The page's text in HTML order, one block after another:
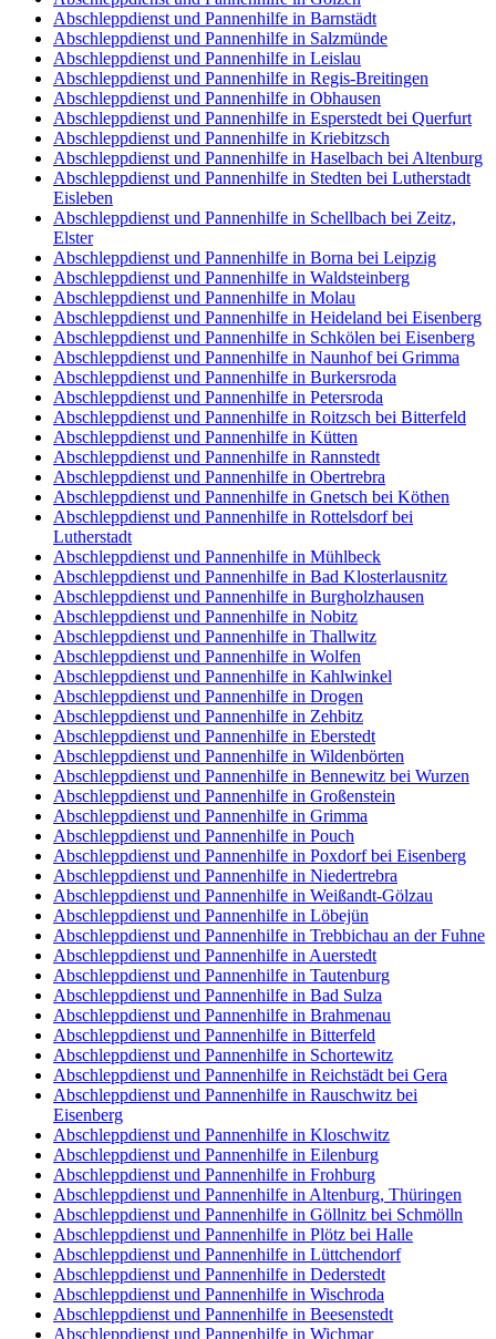
Abschleppdienst und Pannenhilfe in Barnstädt
Abschleppdienst und Pannenhilfe in Salzmünde
Abschleppdienst und Pannenhilfe in Leislau
Abschleppdienst und Pannenhilfe in Regis-Breitingen
Abschleppdienst und Pannenhilfe in Obhausen
Abschleppdienst und Pannenhilfe in Esperstedt bei Querfurt
Abschleppdienst und Pannenhilfe in Kriebitzsch
Abschleppdienst und Pannenhilfe in Haselbach bei Altenburg
Abschleppdienst und Pannenhilfe in Stedten bei Lutherstadt
Eisleben
Abschleppdienst und Pannenhilfe in Schellbach bei Zeitz,
Elster
Abschleppdienst und Pannenhilfe in Borna bei Leipzig
Abschleppdienst und Pannenhilfe in Waldsteinberg
Abschleppdienst und Pannenhilfe in Molau
Abschleppdienst und Pannenhilfe in Heideland bei Eisenberg
Abschleppdienst und Pannenhilfe in Schkölen bei Eisenberg
Abschleppdienst und Pannenhilfe in Naunhof bei Grimma
Abschleppdienst und Pannenhilfe in Burkersroda
Abschleppdienst und Pannenhilfe in Petersroda
Abschleppdienst und Pannenhilfe in Roitzsch bei Bitterfeld
Abschleppdienst und Pannenhilfe in Kütten
Abschleppdienst und Pannenhilfe in Rannstedt
Abschleppdienst und Pannenhilfe in Obertrebra
Abschleppdienst und Pannenhilfe in Gnetsch bei Köthen
Abschleppdienst und Pannenhilfe in Rottelsdorf bei
Lutherstadt
Abschleppdienst und Pannenhilfe in Mühlbeck
Abschleppdienst und Pannenhilfe in Bad Klosterlausnitz
Abschleppdienst und Pannenhilfe in Burgholzhausen
Abschleppdienst und Pannenhilfe in Nobitz
Abschleppdienst und Pannenhilfe in Thallwitz
Abschleppdienst und Pannenhilfe in Wolfen
Abschleppdienst und Pannenhilfe in Kahlwinkel
Abschleppdienst und Pannenhilfe in Drogen
Abschleppdienst und Pannenhilfe in Zehbitz
Abschleppdienst und Pannenhilfe in Eberstedt
Abschleppdienst und Pannenhilfe in Wildenbörten
Abschleppdienst und Pannenhilfe in Bennewitz bei Wurzen
Abschleppdienst und Pannenhilfe in Großenstein
Abschleppdienst und Pannenhilfe in Grimma
Abschleppdienst und Pannenhilfe in Pouch
Abschleppdienst und Pannenhilfe in Poxdorf bei Eisenberg
Abschleppdienst und Pannenhilfe in Niedertrebra
Abschleppdienst und Pannenhilfe in Weißandt-Gölzau
Abschleppdienst und Pannenhilfe in Löbejün
Abschleppdienst und Pannenhilfe in Trebbichau an der Fuhne
Abschleppdienst und Pannenhilfe in Auerstedt
Abschleppdienst und Pannenhilfe in Tautenburg
Abschleppdienst und Pannenhilfe in Bad Sulza
Abschleppdienst und Pannenhilfe in Brahmenau
Abschleppdienst und Pannenhilfe in Bitterfeld
Abschleppdienst und Pannenhilfe in Schortewitz
Abschleppdienst und Pannenhilfe in Reichstädt bei Gera
Abschleppdienst und Pannenhilfe in Rauschwitz bei
Eisenberg
Abschleppdienst und Pannenhilfe in Kloschwitz
Abschleppdienst und Pannenhilfe in Eilenburg
Abschleppdienst und Pannenhilfe in Frohburg
Abschleppdienst und Pannenhilfe in Altenburg, Thüringen
Abschleppdienst und Pannenhilfe in Göllnitz bei Schmölln
Abschleppdienst und Pannenhilfe in Plötz bei Halle
Abschleppdienst und Pannenhilfe in Lüttchendorf
Abschleppdienst und Pannenhilfe in Dederstedt
Abschleppdienst und Pannenhilfe in Wischroda
Abschleppdienst und Pannenhilfe in Beesenstedt
Abschleppdienst und Pannenhilfe in Wichmar